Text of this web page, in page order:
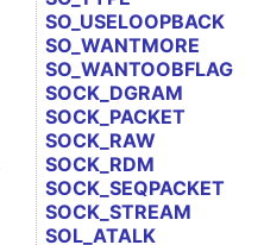
SO_USELOOPBACK
SO_WANTMORE
SO_WANTOOBFLAG
SOCK_DGRAM
SOCK_PACKET
SOCK_RAW
SOCK_RDM
SOCK_SEQPACKET
SOCK_STREAM
SOL_ATALK